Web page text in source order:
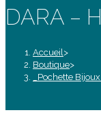
DARA –
Accueil>
Boutique>
_Pochette